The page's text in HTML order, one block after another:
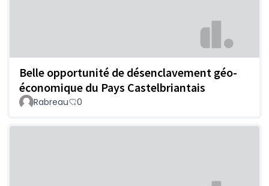
Belle opportunité de désenclavement géo-
économique du Pays Castelbriantais
Rabreau 0